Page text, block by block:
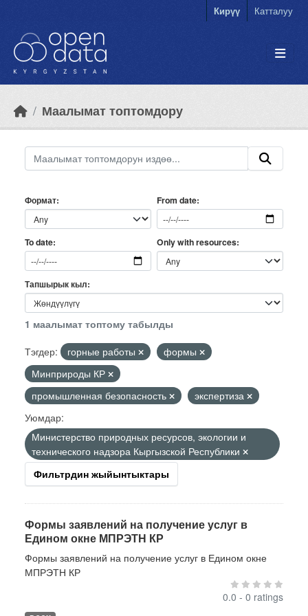
Кирүү Катталуу
Маалымат топтомдору
Формат From date
To date Only with resources
Тапшырык кыл
1 маалымат топтому табылды
Тэгдер:
горные работы
формы
Минприроды КР
промышленная безопасность
экспертиза
Уюмдар:
Министерство природных ресурсов, экологии и
технического надзора Кыргызской Республики
Фильтрдин жыйынтыктары
Формы заявлений на получение услуг в
Едином окне МПРЭТН КР
Формы заявлений на получение услуг в Едином окне
МПРЭТН КР
0.0 - 0 ratings